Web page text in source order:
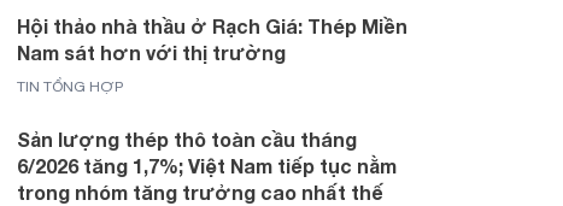
Hội thảo nhà thầu ở Rạch Giá: Thép Miền
Nam sát hơn với thị trường
TIN TỔNG HỢP
Sản lượng thép thô toàn cầu tháng
6/2026 tăng 1,7%; Việt Nam tiếp tục nằm
trong nhóm tăng trưởng cao nhất thế